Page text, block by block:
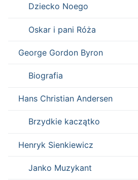
Dziecko Noego
Oskar i pani Róża
George Gordon Byron
Biografia
Hans Christian Andersen
Brzydkie kaczątko
Henryk Sienkiewicz
Janko Muzykant